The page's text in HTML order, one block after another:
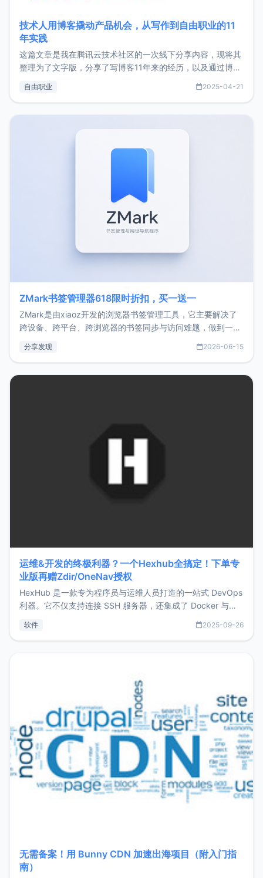
技术人用博客撬动产品机会，从写作到自由职业的11
年实践
这篇文章是我在腾讯云技术社区的一次线下分享内容，现将其
整理为了文字版，分享了写博客11年来的经历，以及通过博客
了我的首个产品ImgURL的真实数据和产品现状。自我介绍大
自由职业 2025-04-21
ZMark书签管理器618限时折扣，买一送一
ZMark是由xiaoz开发的浏览器书签管理工具，它主要解决了
跨设备、跨平台、跨浏览器的书签同步与访问难题，做到一处
用，让管理更高效。ZMark官网地址：
分享发现 2026-06-15
运维&开发的终极利器？一个Hexhub全搞定！下单专
业版再赠Zdir/OneNav授权
HexHub 是一款专为程序员与运维人员打造的一站式 DevOps
利器。它不仅支持连接 SSH 服务器，还集成了 Docker 与常
件间频繁切换，仅凭 HexHub 即可同时搞定运维与数据库操
软件 2025-09-26
无需备案！用 Bunny CDN 加速出海项目（附入门指
南）